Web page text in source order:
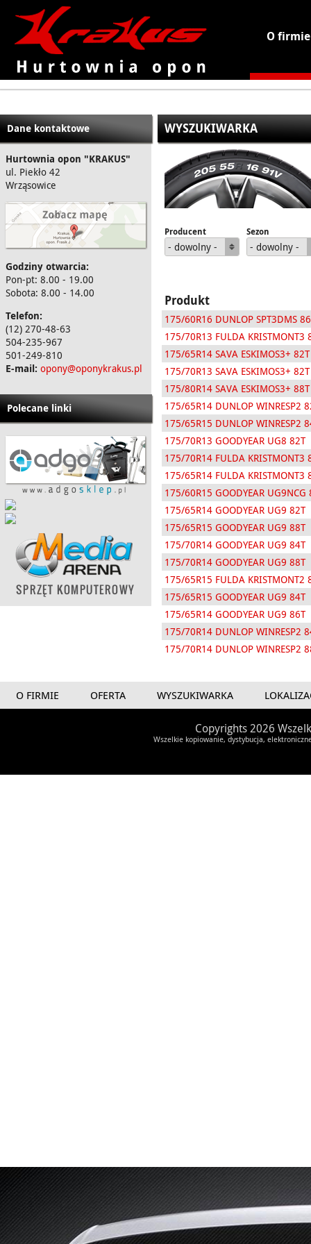
KRAKUS - hurtownia opon
O firmie
Dane kontaktowe
Hurtownia opon "KRAKUS"
ul. Piekło 42
Wrząsowice
Godziny otwarcia:
Pon-pt: 8.00 - 19.00
Sobota: 8.00 - 14.00
Telefon:
(12) 270-48-63
504-235-967
501-249-810
E-mail: opony@oponykrakus.pl
Polecane linki
WYSZUKIWARKA
Producent
- dowolny -
Sezon
- dowolny -
Produkt
175/60R16 DUNLOP SPT3DMS
175/70R13 FULDA KRISTMONT3
175/65R14 SAVA ESKIMOS3+ 82T
175/70R13 SAVA ESKIMOS3+ 82T
175/80R14 SAVA ESKIMOS3+ 88T
175/65R14 DUNLOP WINRESP2
175/65R15 DUNLOP WINRESP2
175/70R13 GOODYEAR UG8 82T
175/70R14 FULDA KRISTMONT3
175/65R14 FULDA KRISTMONT3
175/60R15 GOODYEAR UG9NCG
175/65R14 GOODYEAR UG9 82T
175/65R15 GOODYEAR UG9 88T
175/70R14 GOODYEAR UG9 84T
175/70R14 GOODYEAR UG9 88T
175/65R15 FULDA KRISTMONT2
175/65R15 GOODYEAR UG9 84T
175/65R14 GOODYEAR UG9 86T
175/70R14 DUNLOP WINRESP2
175/70R14 DUNLOP WINRESP2
O FIRMIE OFERTA WYSZUKIWARKA
Copyrights 2026
Wszelkie kopiowanie, dystybucja,